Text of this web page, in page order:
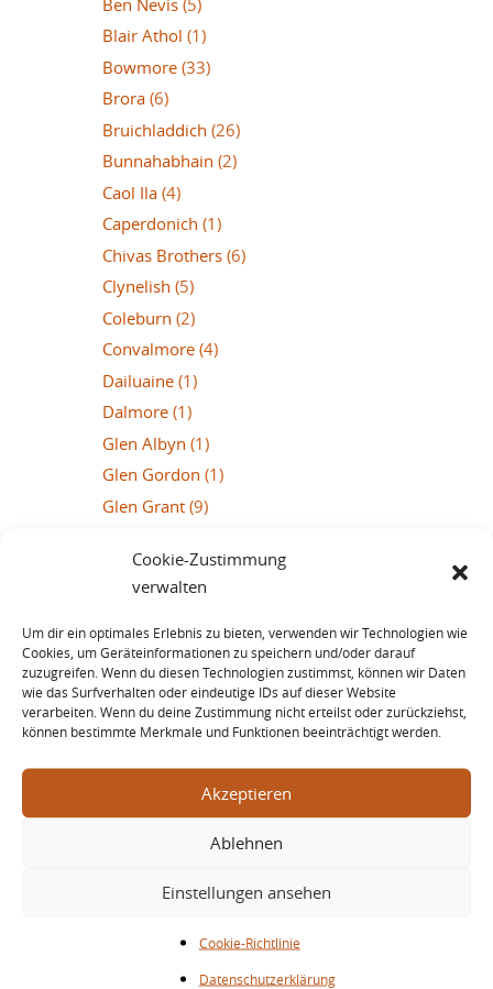
Cookie-Zustimmung
verwalten
Um dir ein optimales Erlebnis zu bieten, verwenden wir Technologien wie
Cookies, um Geräteinformationen zu speichern und/oder darauf
zuzugreifen. Wenn du diesen Technologien zustimmst, können wir Daten
wie das Surfverhalten oder eindeutige IDs auf dieser Website
verarbeiten. Wenn du deine Zustimmung nicht erteilst oder zurückziehst,
können bestimmte Merkmale und Funktionen beeinträchtigt werden.
Akzeptieren
Ablehnen
Einstellungen ansehen
Cookie-Richtlinie
Datenschutzerklärung
Blair Athol (1)
Bowmore (33)
Brora (6)
Bruichladdich (26)
Bunnahabhain (2)
Caol Ila (4)
Caperdonich (1)
Chivas Brothers (6)
Clynelish (5)
Coleburn (2)
Convalmore (4)
Dailuaine (1)
Dalmore (1)
Glen Albyn (1)
Glen Gordon (1)
Glen Grant (9)
Glen Mhor (1)
Glen Moray (1)
Glen Ord (1)
Glenburgie (2)
Glendronach (5)
Glenfarclas (44)
Glenglassaugh (4)
Glengoyne (1)
Glenlochy
Glenmorangie (6)
Glenrothes
(2)